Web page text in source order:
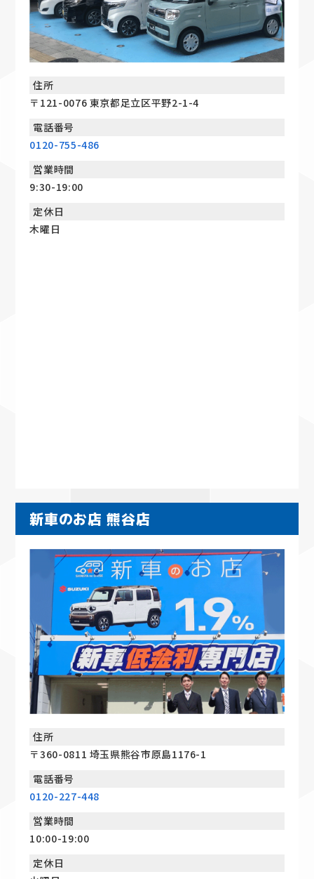
住所
〒121-0076 東京都足立区平野2-1-4
電話番号
0120-755-486
営業時間
9:30-19:00
定休日
木曜日
新車のお店 熊谷店
住所
〒360-0811 埼玉県熊谷市原島1176-1
電話番号
0120-227-448
営業時間
10:00-19:00
定休日